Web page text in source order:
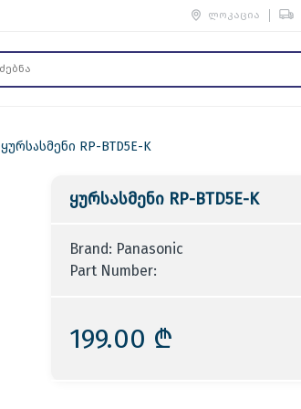
ლოკაცია
ყურსასმენი RP-BTD5E-K
ყურსასმენი RP-BTD5E-K
Brand: Panasonic
Part Number:
199.00 ₾